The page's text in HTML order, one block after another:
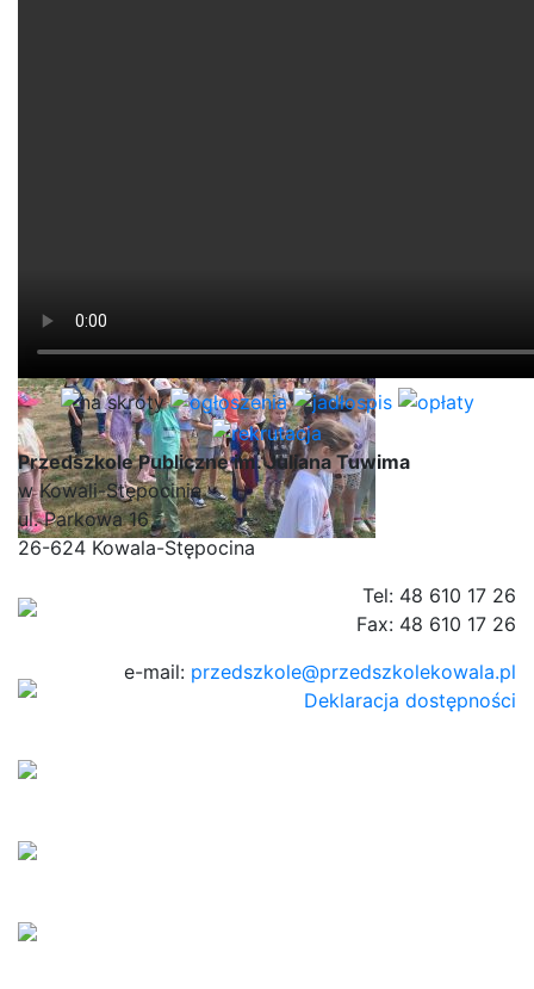
Przedszkole Publiczne im. Juliana Tuwima
w Kowali-Stępocinie
ul. Parkowa 16
26-624 Kowala-Stępocina
Tel: 48 610 17 26
Fax: 48 610 17 26
e-mail: przedszkole@przedszkolekowala.pl
Deklaracja dostępności